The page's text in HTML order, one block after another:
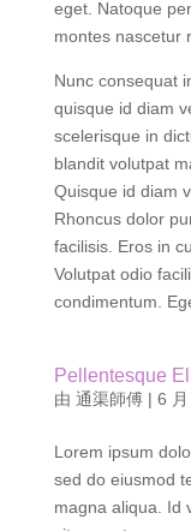
porttitor rhoncus
eget. Natoque
montes nascetur
Nunc consequat
quisque id diam
scelerisque in
blandit volutpat
Quisque id diam
Rhoncus dolor
facilisis. Eros in
Volutpat odio
Pellentesque
Lorem ipsum
sed do eiusmod